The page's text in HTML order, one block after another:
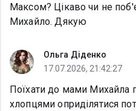
Максом? Цікаво чи не
Михайло. Дякую
Ольга Діденко
17.07.2026, 21:42:27
Поїхати до мами Михайла
хлопцями оприділятися